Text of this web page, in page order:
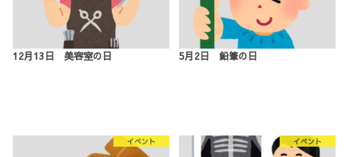
12月13日 美容室の日 5月2日 鉛筆の日
イベント イベント